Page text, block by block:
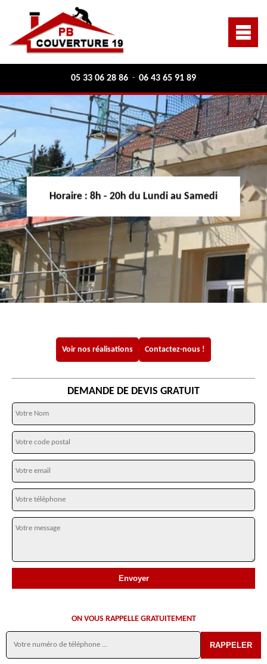
05 33 06 28 86 - 06 43 65 91 89
Horaire : 8h - 20h du Lundi au Samedi
Voir nos réalisations Contactez-nous !
DEMANDE DE DEVIS GRATUIT
ON VOUS RAPPELLE GRATUITEMENT